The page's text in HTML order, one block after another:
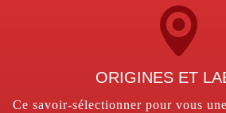
ORIGINES ET
Ce savoir-sélectionner pour vous